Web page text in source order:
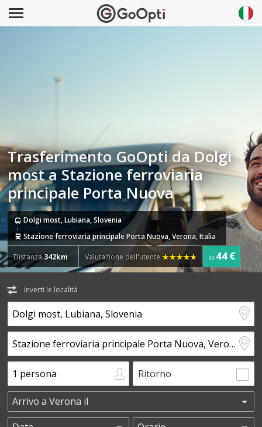
Trasferimento GoOpti da Dolgi
most a Stazione ferroviaria
principale Porta Nuova
Dolgi most, Lubiana, Slovenia
Stazione ferroviaria principale Porta Nuova, Verona, Italia
Distanza342km Valutazione dell'utente da 44 €
Inverti le località
Ritorno